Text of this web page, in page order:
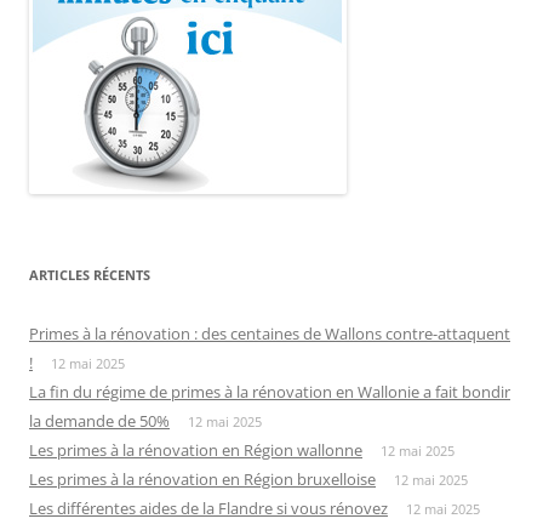
ARTICLES RÉCENTS
Primes à la rénovation : des centaines de Wallons contre-attaquent
!
12 mai 2025
La fin du régime de primes à la rénovation en Wallonie a fait bondir
la demande de 50%
12 mai 2025
Les primes à la rénovation en Région wallonne 12 mai 2025
Les primes à la rénovation en Région bruxelloise 12 mai 2025
Les différentes aides de la Flandre si vous rénovez 12 mai 2025